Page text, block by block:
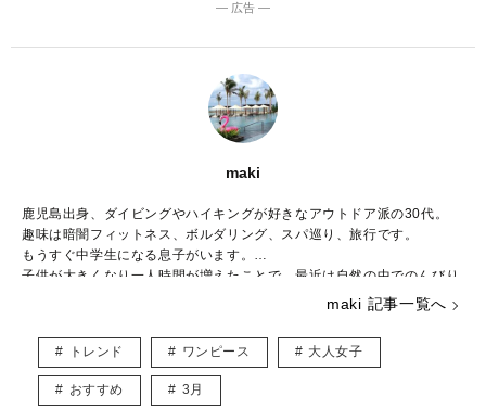
― 広告 ―
maki
鹿児島出身、ダイビングやハイキングが好きなアウトドア派の30代。
趣味は暗闇フィットネス、ボルダリング、スパ巡り、旅行です。
もうすぐ中学生になる息子がいます。
子供が大きくなり一人時間が増えたことで、最近は自然の中でのんびり
ファッションを楽しんでいます。
こちらでは主にUNIQLOやGU、しまむらなどのプチプラアイテムを取
り入れたトレンド記事を紹介していきます。
宜しくお願いします。
maki 記事一覧へ
トレンド ワンピース 大人女子
おすすめ 3月